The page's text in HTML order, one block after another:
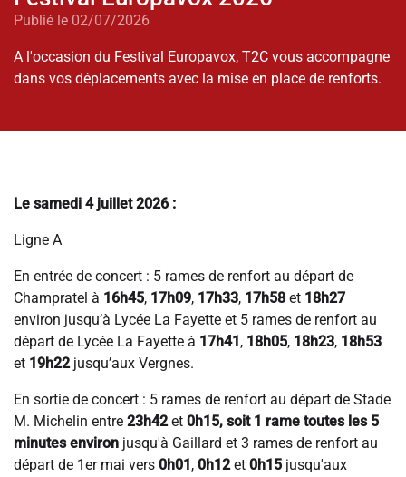
Publié le 02/07/2026
A l'occasion du Festival Europavox, T2C vous accompagne
dans vos déplacements avec la mise en place de renforts.
Le samedi 4 juillet 2026 :
Ligne A
En entrée de concert : 5 rames de renfort au départ de
Champratel à 16h45, 17h09, 17h33, 17h58 et 18h27
environ jusqu’à Lycée La Fayette et 5 rames de renfort au
départ de Lycée La Fayette à 17h41, 18h05, 18h23, 18h53
et 19h22 jusqu’aux Vergnes.
En sortie de concert : 5 rames de renfort au départ de Stade
M. Michelin entre 23h42et 0h15, soit 1 rame toutes les 5
minutes environ jusqu'à Gaillard et 3 rames de renfort au
départ de 1er mai vers 0h01, 0h12et 0h15 jusqu'aux